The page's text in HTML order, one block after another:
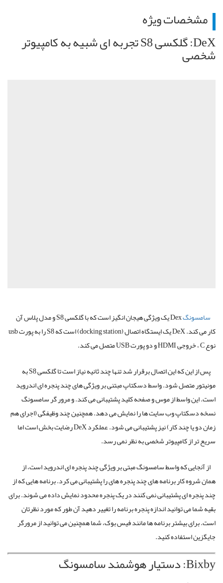
مشخصات ویژه
DeX: گلکسی S8 تجربه ای شبیه به کامپیوتر
شخصی
سامسونگ
Dex یک ویژگی هیجان انگیز است که با گلکسی S8 و مدل پلاس آن
کار می کند. DeX یک ایستگاه اتصال (docking station) است که S8 را به پورت usb
نوع C ، خروجی HDMI و دو پورت USB متصل می کند.
پس از این که این اتصال برقرار شد تنها چند ثانیه نیاز است تا گلکسی S8 به
مونیتور متصل شود. واسط دسکتاپ مبتنی بر ویژگی های چند پنجره ای اندروید
است. این واسط از موس و صفحه کلید پشتیبانی می کند. و مرور گر سامسونگ
نسخه دسکتاپ وب سایت ها را نمایش می دهد. همچنین چند وظیفگی (اجرای هم
زمان دو یا چند کار) نیز پشتیبانی می شود. عملکرد DeX رضایت بخش است اما
سریع تر از کامپیوتر شخصی به نظر نمی رسد.
از آنجایی که واسط سامسونگ مبتی بر ویژگی چند پنجره ای اندروید است، از
همان شروه کار برنامه های چند پنجره های را پشتیبانی می کرد. برنامه هایی که از
چند پنجره ای پشتیبانی نمی کنند در یک پنجره محدود نمایش داده می شوند. برای
بقیه شما می توانید اندازه پنجره برنامه را تغییر دهید آن طور که مورد نظرتان
است. برای بیشتر برنامه ها مانند فیس بوک، شما همچنین می توانید از مرورگر
جایگزین استفاده کنید.
Bixby: دستیار هوشمند سامسونگ